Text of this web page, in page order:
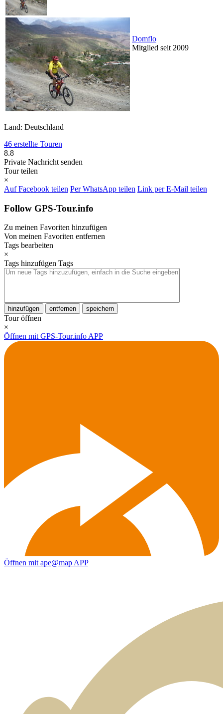
Domflo
Mitglied seit 2009
Land: Deutschland
46 erstellte Touren
8.8
Private Nachricht senden
Tour teilen
×
Auf Facebook teilen Per WhatsApp teilen Link per E-Mail teilen
Follow GPS-Tour.info
Zu meinen Favoriten hinzufügen
Von meinen Favoriten entfernen
Tags bearbeiten
×
Tags hinzufügen Tags
hinzufügen entfernen speichern
Tour öffnen
×
Öffnen mit GPS-Tour.info APP
Öffnen mit ape@map APP